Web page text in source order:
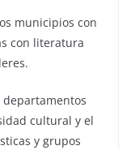
municipios con
con literatura
cultural y el
y grupos